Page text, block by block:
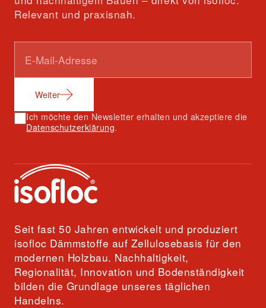
Relevant und praxisnah.
Weiter
Ich möchte den Newsletter erhalten und akzeptiere die
Datenschutzerklärung.
Seit fast 50 Jahren entwickelt und produziert
isofloc Dämmstoffe auf Zellulosebasis für den
modernen Holzbau. Nachhaltigkeit,
Regionalität, Innovation und Bodenständigkeit
bilden die Grundlage unseres täglichen
Handelns.